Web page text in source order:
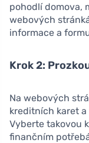
pohodlí domova,
webových
informace a
Krok 2:
Na webových
kreditních karet a
Vyberte takovou
finančním